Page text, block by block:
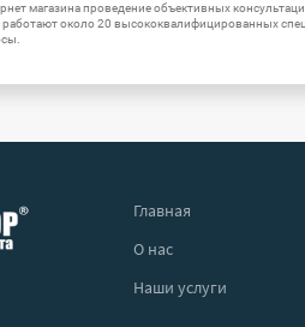
магазина проведение объективных
около 20 высококвалифицированных
Главная
О нас
Наши услуги